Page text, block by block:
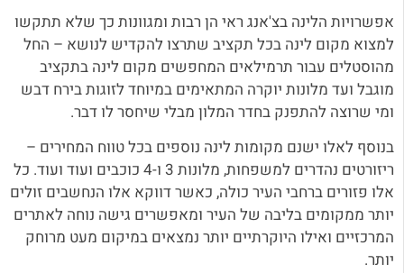
אפשרויות הלינה בצ'אנג ראי הן רבות ומגוונות כך שלא תתקשו
למצוא מקום לינה בכל תקציב שתרצו להקדיש לנושא – החל
מהוסטלים עבור תרמילאים המחפשים מקום לינה בתקציב
מוגבל ועד מלונות יוקרה המתאימים במיוחד לזוגות בירח דבש
ומי שרוצה להתפנק בחדר המלון מבלי שיחסר לו דבר.
בנוסף לאלו ישנם מקומות לינה נוספים בכל טווח המחירים –
ריזורטים נהדרים למשפחות, מלונות 3 ו-4 כוכבים ועוד ועוד. כל
אלו פזורים ברחבי העיר כולה, כאשר דווקא אלו הנחשבים זולים
יותר ממקומים בליבה של העיר ומאפשרים גישה נוחה לאתרים
המרכזיים ואילו היוקרתיים יותר נמצאים במיקום מעט מרוחק
יותר.